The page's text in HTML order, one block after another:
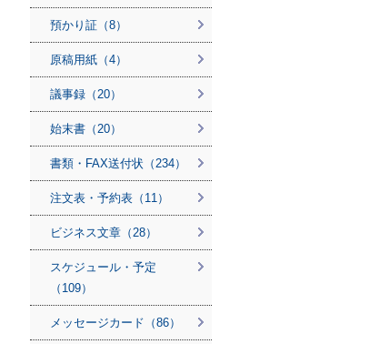
預かり証（8）
原稿用紙（4）
議事録（20）
始末書（20）
書類・FAX送付状（234）
注文表・予約表（11）
ビジネス文章（28）
スケジュール・予定
（109）
メッセージカード（86）